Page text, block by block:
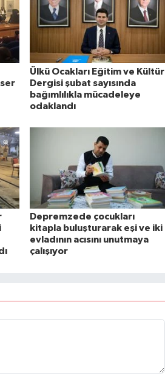
Ülkü Ocakları Eğitim ve Kültür
Dergisi şubat sayısında
bağımlılıkla mücadeleye
odaklandı
Depremzede çocukları
kitapla buluşturarak eşi ve iki
evladının acısını unutmaya
çalışıyor